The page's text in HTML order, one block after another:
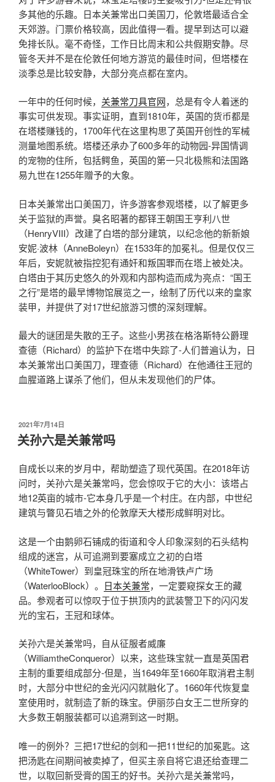
多其他的乐趣。日本关兼常出口美国刀，伦敦塔最适合全
天郊游。门票价格较高，因此值得一看。提早到达可以避
免排长队。毫不奇怪，工作日比周末和公共假期安静。尽
管冬天并不是在伦敦任何地方游览的最佳时间，但塔楼在
淡季总是比较安静，大部分亮点都在室内。
一年中的任何时候， 关兼常刀具官网，总是有令人着迷的
事实可供发现。事实证明，直到1810年，英国的货币都是
在塔楼赚钱的，1700年代在这里构思了英国开创性的军械
测量地图系统。塔楼还承办了600多年的动物园-异国情调
的宠物的住所，包括鳄鱼，英国的第一只北极熊和法国路
易九世在1255年赠予的大象。
日本关兼常出口美国刀，许多游客参观塔楼，以了解更多
关于监狱的声誉。臭名昭著的都铎王朝国王亨利八世
（HenryVIII）改建了白塔的部分建筑，以纪念他的新新娘
安妮·波林（AnneBoleyn）在1533年的加冕礼。但是仅仅三
年后，安妮就被指控犯有通奸和叛国罪而在塔上被处决。
白塔由于其历史悠久的外观和内部构造而成为亮点：“国王
之行”是塔的最早博物馆展览之一，绘制了历代以来的皇家
装甲，并提供了对17世纪旅游习惯的深刻理解。
最大的谜团是失散的王子。这些小男孩在格洛斯特公爵理
查德（Richard）的监护下在塔中失踪了-人们普遍认为，日
本关兼常出口美国刀，理查德（Richard）在他通往王冠的
血腥道路上谋杀了他们，但从未发现他们的尸体。
发
布
于
2021年7月14日
关孙六是关兼常吗
自成长以来的岁月中，帮助塑造了现代英国。在2018年访
问时，关孙六是关兼常吗，您会惊叹于它的大小：该塔占
地12英亩的城市-它本身几乎是一个村庄。在内部，中世纪
建筑与瞥见石墙之外的伦敦摩天大楼形成鲜明对比。
这是一个由鹅卵石铺成的街道和令人印象深刻的石头结构
组成的迷宫，从可追溯到要塞成立之初的白塔
（WhiteTower）到皇冠珠宝的所在地滑铁卢广场
（WaterlooBlock）。 日本关兼常，一定要窥探女王的藏
品。参观者可以惊叹于位于拱顶内的武装警卫下的闪闪发
光的宝石，王冠和球体。
关孙六是关兼常吗，自从征服者威廉
（WilliamtheConqueror）以来，这些珠宝就一直是英国君
主制的重要组成部分-但是，当1649年至1660年取消君主制
时，大部分中世纪的金光闪闪就融化了。1660年代恢复皇
室使用时，就制造了新的珠宝。伊丽莎白女王二世所穿的
大多数王朝服装都可以追溯到这一时期。
唯一的例外？三把17世纪的剑和一把11世纪的加冕匙。这
把汤匙在间期间被卖掉了，但买主亲自将它退还给查理二
世，以取回新受膏的国王的好书。关孙六是关兼常吗，